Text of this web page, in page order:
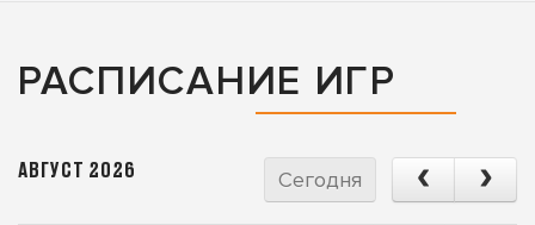
РАСПИСАНИЕ ИГР
АВГУСТ 2026 Сегодня